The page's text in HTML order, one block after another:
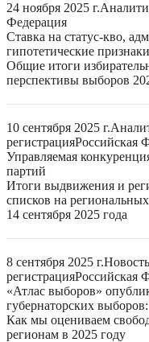
24 ноября 2025 г.
Федерация
Ставка на статус-кво,
гипотетические
Общие итоги
перспективы выборов
10 сентября 2025 г.
регистрацияРоссийская
Управляемая
партий
Итоги выдвижения и
списков на
14 сентября 2025 года
8 сентября 2025 г.Новость
регистрацияРоссийская
«Атлас выборов»
губернаторских выборов:
Как мы оцениваем
регионам в 2025 году